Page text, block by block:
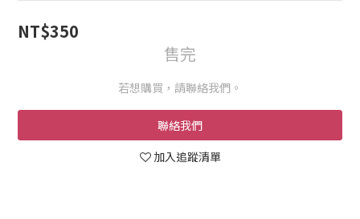
NT$350
售完
若想購買，請聯絡我們。
聯絡我們
加入追蹤清單